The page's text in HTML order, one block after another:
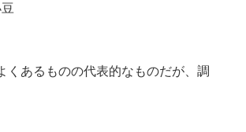
くあるものの代表的なものだが、調